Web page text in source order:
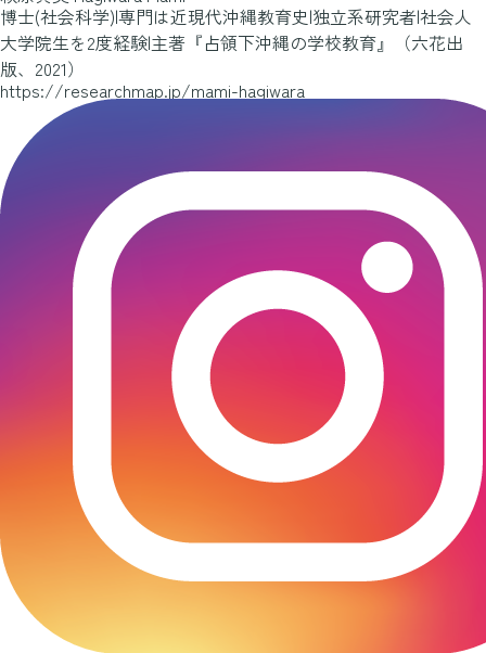
博士(社会科学)|専門は近現代沖縄教育史|独立系研究者|社会人
大学院生を2度経験|主著『占領下沖縄の学校教育』（六花出
版、2021）
https://researchmap.jp/mami-hagiwara